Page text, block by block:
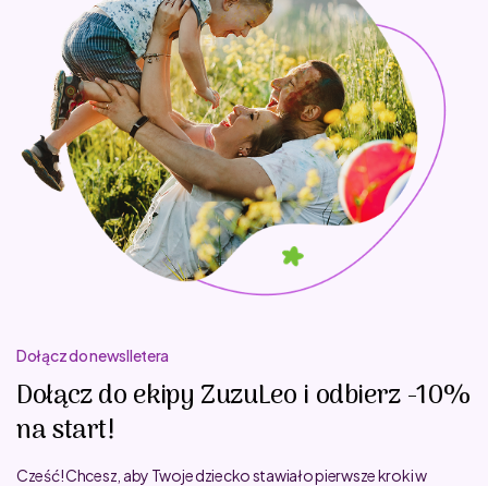
Dołącz do newslletera
Dołącz do ekipy ZuzuLeo i odbierz -10%
na start!
Cześć! Chcesz, aby Twoje dziecko stawiało pierwsze kroki w